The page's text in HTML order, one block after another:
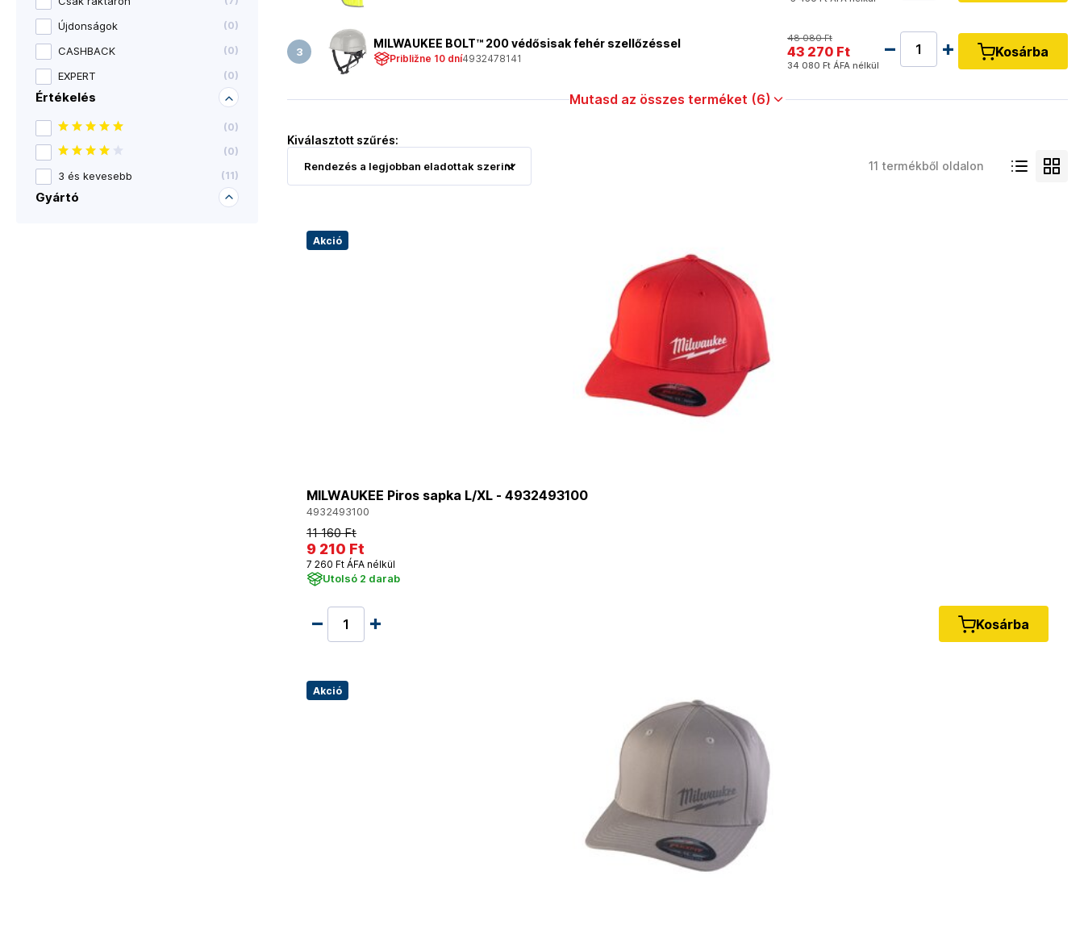
Újdonságok (0)
CASHBACK (0)
EXPERT (0)
Értékelés
(0)
(0)
3 és kevesebb (11)
Gyártó
MILWAUKEE BOLT™ 200 védősisak fehér szellőzéssel
Približne 10 dní4932478141
48 080 Ft
43 270 Ft
34 080 Ft ÁFA nélkül
Kosárba
Mutasd az összes terméket (6)
Kiválasztott szűrés:
11 termékből oldalon
Akció
MILWAUKEE Piros sapka L/XL - 4932493100
4932493100
11 160 Ft
9 210 Ft
7 260 Ft ÁFA nélkül
Utolsó 2 darab
Kosárba
Akció